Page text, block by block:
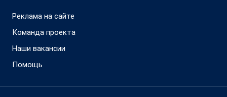
Реклама на сайте
Команда проекта
Наши вакансии
Помощь